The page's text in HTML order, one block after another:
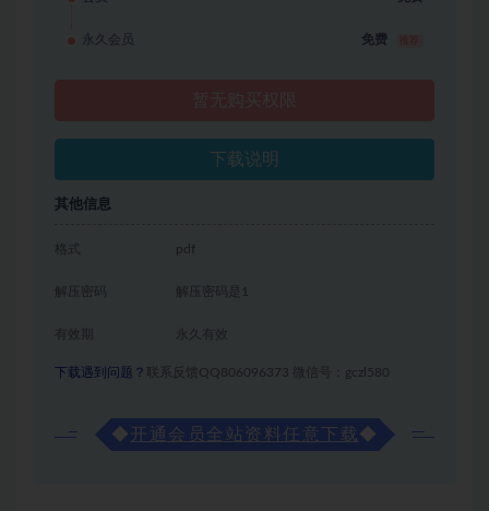
永久会员 免费
下载说明
其他信息
格式 pdf
解压密码是1
有效期 永久有效
下载遇到问题？ 联系反馈QQ806096373 微信号：gczl580
◆ 开通会员全站资料任意下载◆